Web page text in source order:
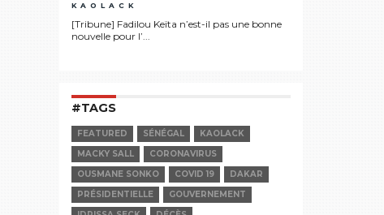
KAOLACK
[Tribune] Fadilou Keïta n’est-il pas une bonne
nouvelle pour l’...
#TAGS
FEATURED SÉNÉGAL
KAOLACK
MACKY SALL
CORONAVIRUS
OUSMANE SONKO
COVID 19
DAKAR
PRÉSIDENTIELLE
GOUVERNEMENT